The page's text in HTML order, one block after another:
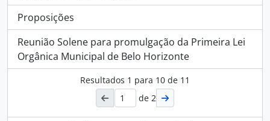
Proposições
Reunião Solene para promulgação da Primeira Lei
Orgânica Municipal de Belo Horizonte
Resultados 1 para 10 de 11
de 2